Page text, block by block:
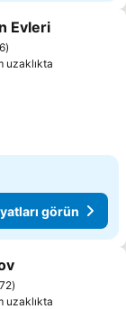
Evleri
uzaklıkta
görün
uzaklıkta